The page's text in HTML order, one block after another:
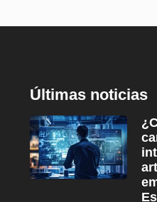
Últimas noticias